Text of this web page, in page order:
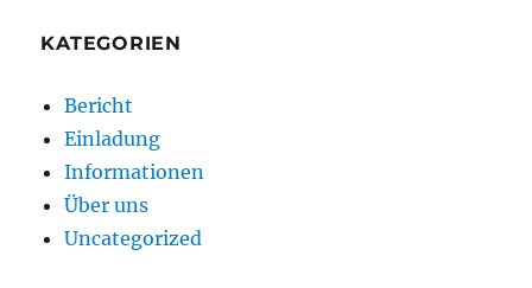
KATEGORIEN
Bericht
Einladung
Informationen
Über uns
Uncategorized